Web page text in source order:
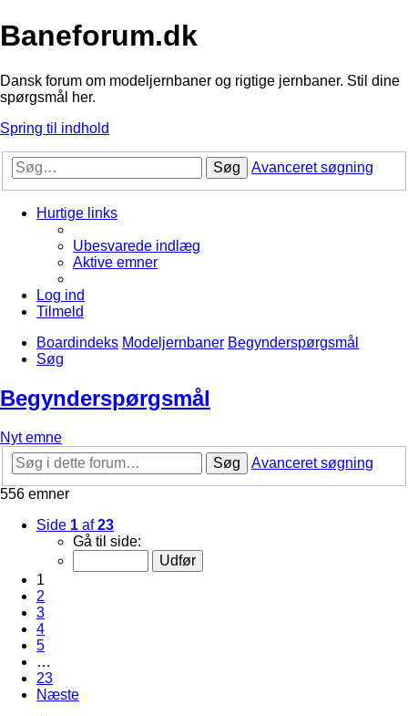
Baneforum.dk
Dansk forum om modeljernbaner og rigtige jernbaner. Stil dine
spørgsmål her.
Spring til indhold
Søg Avanceret søgning
Hurtige links
Ubesvarede indlæg
Aktive emner
Log ind
Tilmeld
Boardindeks Modeljernbaner Begynderspørgsmål
Søg
Begynderspørgsmål
Nyt emne
Søg
Avanceret søgning
556 emner
Side 1 af23
Gå til side:
1
2
3
4
5
…
23
Næste